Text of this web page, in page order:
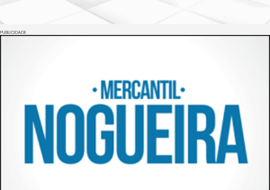
PUBLICIDADE